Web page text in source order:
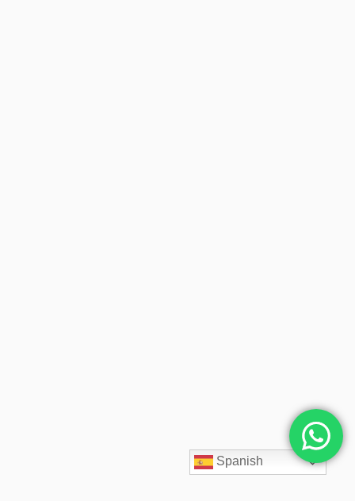
Spanish